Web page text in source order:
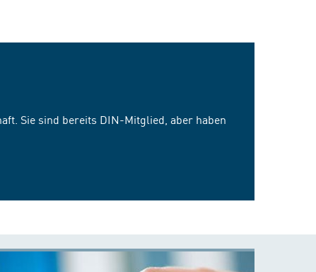
Sie sind bereits DIN-Mitglied, aber haben